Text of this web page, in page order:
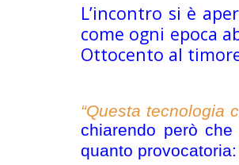
L’incontro si è
come ogni epoca
Ottocento al
“Questa tecnologia
chiarendo però
quanto provocatoria: